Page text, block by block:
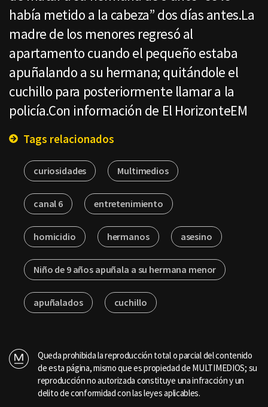
había metido a la cabeza” dos días antes.La
madre de los menores regresó al
apartamento cuando el pequeño estaba
apuñalando a su hermana; quitándole el
cuchillo para posteriormente llamar a la
policía.Con información de El HorizonteEM
Tags relacionados
curiosidades Multimedios
canal 6 entretenimiento
homicidio hermanos asesino
Niño de 9 años apuñala a su hermana menor
apuñalados cuchillo
Queda prohibida la reproducción total o parcial del contenido
de esta página, mismo que es propiedad de MULTIMEDIOS; su
reproducción no autorizada constituye una infracción y un
delito de conformidad con las leyes aplicables.